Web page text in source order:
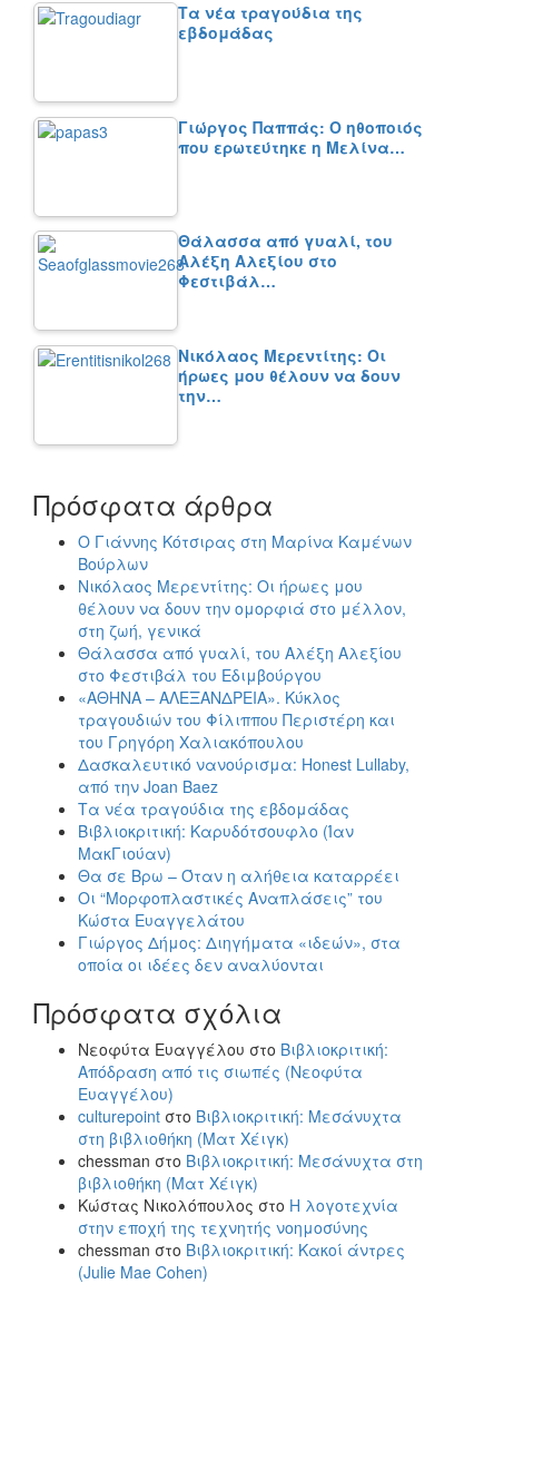
Τα νέα τραγούδια της
εβδομάδας
Γιώργος Παππάς: Ο ηθοποιός
που ερωτεύτηκε η Μελίνα…
Θάλασσα από γυαλί, του
Αλέξη Αλεξίου στο
Φεστιβάλ…
Νικόλαος Μερεντίτης: Οι
ήρωες μου θέλουν να δουν
την…
Πρόσφατα άρθρα
Ο Γιάννης Κότσιρας στη Μαρίνα Καμένων
Βούρλων
Νικόλαος Μερεντίτης: Οι ήρωες μου
θέλουν να δουν την ομορφιά στο μέλλον,
στη ζωή, γενικά
Θάλασσα από γυαλί, του Αλέξη Αλεξίου
στο Φεστιβάλ του Εδιμβούργου
«ΑΘΗΝΑ – ΑΛΕΞΑΝΔΡΕΙΑ». Κύκλος
τραγουδιών του Φίλιππου Περιστέρη και
του Γρηγόρη Χαλιακόπουλου
Δασκαλευτικό νανούρισμα: Honest Lullaby,
από την Joan Baez
Τα νέα τραγούδια της εβδομάδας
Βιβλιοκριτική: Καρυδότσουφλο (Ίαν
ΜακΓιούαν)
Θα σε Βρω – Όταν η αλήθεια καταρρέει
Οι “Μορφοπλαστικές Αναπλάσεις” του
Κώστα Ευαγγελάτου
Γιώργος Δήμος: Διηγήματα «ιδεών», στα
οποία οι ιδέες δεν αναλύονται
Πρόσφατα σχόλια
Νεοφύτα Ευαγγέλου στο Βιβλιοκριτική:
Απόδραση από τις σιωπές (Νεοφύτα
Ευαγγέλου)
culturepoint στο Βιβλιοκριτική: Μεσάνυχτα
στη βιβλιοθήκη (Ματ Χέιγκ)
chessman στο Βιβλιοκριτική: Μεσάνυχτα στη
βιβλιοθήκη (Ματ Χέιγκ)
Κώστας Νικολόπουλος στο Η λογοτεχνία
στην εποχή της τεχνητής νοημοσύνης
chessman στο Βιβλιοκριτική: Κακοί άντρες
(Julie Mae Cohen)